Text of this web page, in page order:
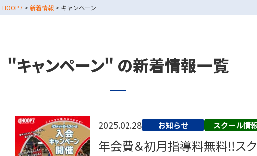
お問い合わせ
運営会社情報
東大阪店 TEL.
堺店 TEL.072-
HOOP7 > 新着情報 > キャンペーン
"キャンペーン" の新着情報一覧
2025.02.28 お知らせ スクール情報
年会費＆初月指導料無料‼ス